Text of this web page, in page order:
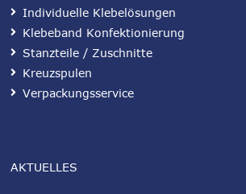
Individuelle Klebelösungen
Klebeband Konfektionierung
Stanzteile / Zuschnitte
Kreuzspulen
Verpackungsservice
AKTUELLES